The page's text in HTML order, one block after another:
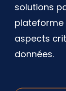
solutions
plateforme
aspects
données.